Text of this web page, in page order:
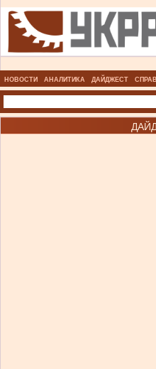
НОВОСТИ АНАЛИТИКА ДАЙДЖЕСТ